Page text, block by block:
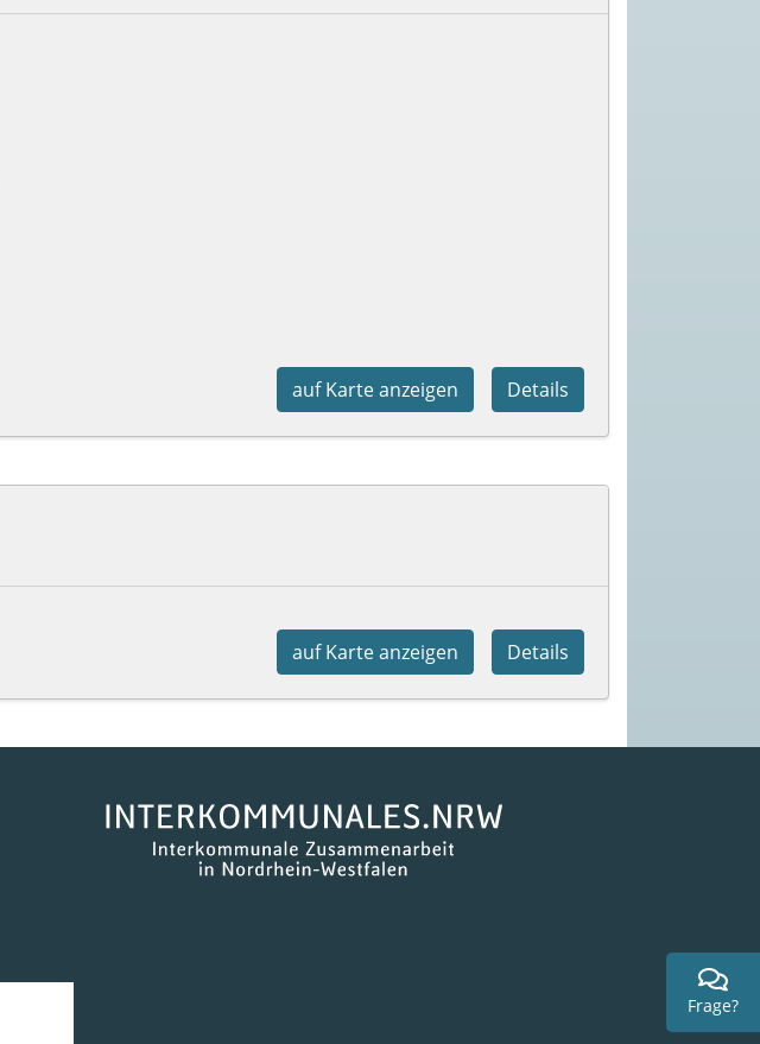
Details
auf Karte anzeigen
Details
auf Karte anzeigen
Frage?